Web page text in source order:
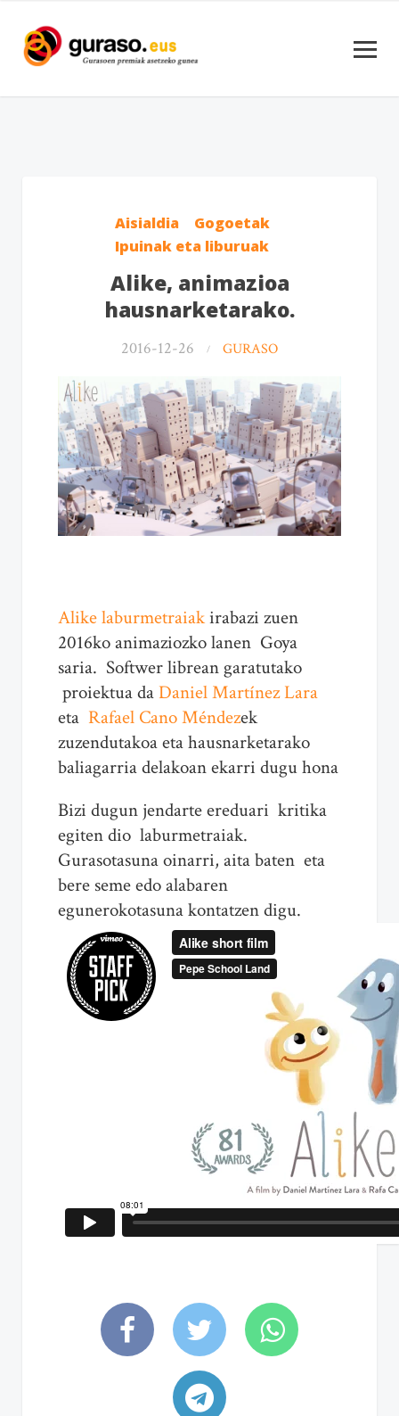
Aisialdia
Gogoetak
Ipuinak eta liburuak
Alike, animazioa
hausnarketarako.
2016-12-26 GURASO
Alike laburmetraiakirabazi zuen
2016ko animaziozko lanen Goya
saria. Softwer librean garatutako
proiektua daDaniel Martínez Lara
eta Rafael Cano Méndezek
zuzendutakoa eta hausnarketarako
baliagarria delakoan ekarri dugu hona
Bizi dugun jendarte ereduari kritika
egiten dio laburmetraiak.
Gurasotasuna oinarri, aita baten eta
bere seme edo alabaren
egunerokotasuna kontatzen digu.